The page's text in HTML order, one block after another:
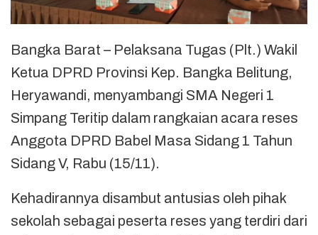
Bangka Barat – Pelaksana Tugas (Plt.) Wakil
Ketua DPRD Provinsi Kep. Bangka Belitung,
Heryawandi, menyambangi SMA Negeri 1
Simpang Teritip dalam rangkaian acara reses
Anggota DPRD Babel Masa Sidang 1 Tahun
Sidang V, Rabu (15/11).
Kehadirannya disambut antusias oleh pihak
sekolah sebagai peserta reses yang terdiri dari